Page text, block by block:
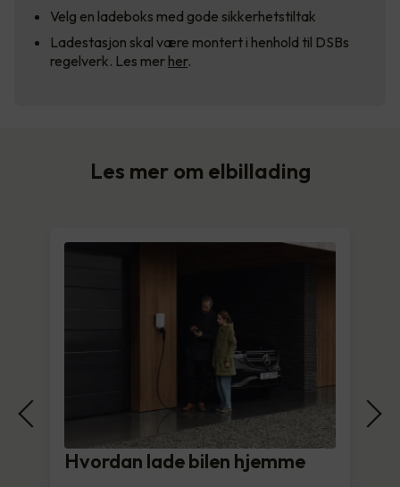
Velg en ladeboks med gode sikkerhetstiltak
Ladestasjon skal være montert i henhold til DSBs
regelverk. Les mer her.
Les mer om elbillading
Hvordan lade bilen hjemme